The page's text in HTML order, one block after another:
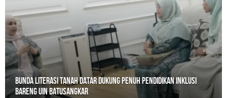
Belajar Hari Ini, Bertumbuh Untuk Esok: Langkah Kecil Tanah
Datar Menuju Masa Depan Digital